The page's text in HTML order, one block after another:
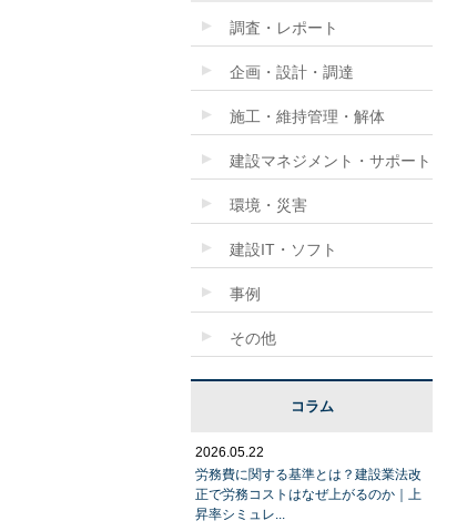
調査・レポート
企画・設計・調達
施工・維持管理・解体
建設マネジメント・サポート
環境・災害
建設IT・ソフト
事例
その他
コラム
2026.05.22
労務費に関する基準とは？建設業法改
正で労務コストはなぜ上がるのか｜上
昇率シミュレ...